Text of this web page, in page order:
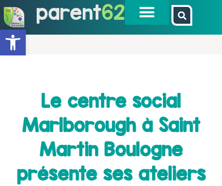
Ouvrir la barre d’outils
parent62
Le centre social
Marlborough à Saint
Martin Boulogne
présente ses ateliers